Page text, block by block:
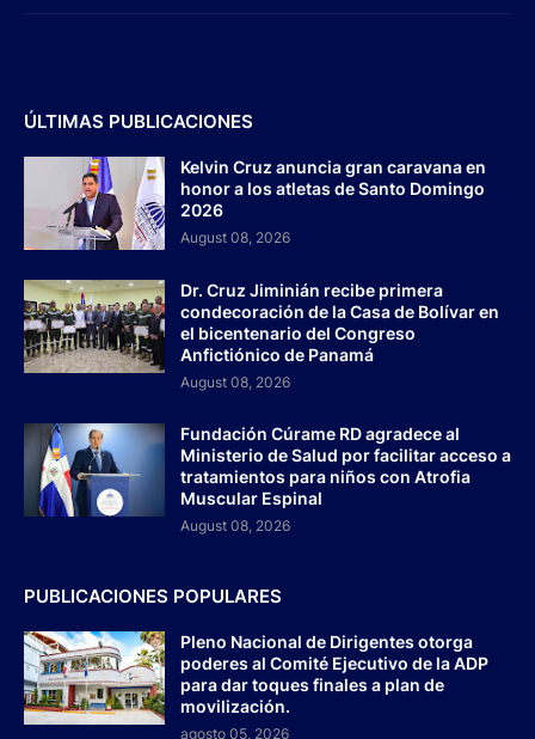
ÚLTIMAS PUBLICACIONES
Kelvin Cruz anuncia gran caravana en
honor a los atletas de Santo Domingo
2026
August 08, 2026
Dr. Cruz Jiminián recibe primera
condecoración de la Casa de Bolívar en
el bicentenario del Congreso
Anfictiónico de Panamá
August 08, 2026
Fundación Cúrame RD agradece al
Ministerio de Salud por facilitar acceso a
tratamientos para niños con Atrofia
Muscular Espinal
August 08, 2026
PUBLICACIONES POPULARES
Pleno Nacional de Dirigentes otorga
poderes al Comité Ejecutivo de la ADP
para dar toques finales a plan de
movilización.
agosto 05, 2026